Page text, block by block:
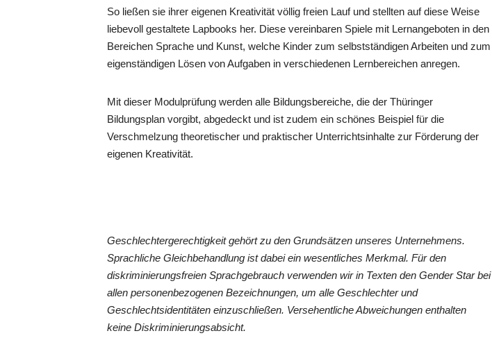
So ließen sie ihrer eigenen Kreativität völlig freien Lauf und stellten auf diese Weise
liebevoll gestaltete Lapbooks her. Diese vereinbaren Spiele mit Lernangeboten in den
Bereichen Sprache und Kunst, welche Kinder zum selbstständigen Arbeiten und zum
eigenständigen Lösen von Aufgaben in verschiedenen Lernbereichen anregen.
Mit dieser Modulprüfung werden alle Bildungsbereiche, die der Thüringer
Bildungsplan vorgibt, abgedeckt und ist zudem ein schönes Beispiel für die
Verschmelzung theoretischer und praktischer Unterrichtsinhalte zur Förderung der
eigenen Kreativität.
Geschlechtergerechtigkeit gehört zu den Grundsätzen unseres Unternehmens.
Sprachliche Gleichbehandlung ist dabei ein wesentliches Merkmal. Für den
diskriminierungsfreien Sprachgebrauch verwenden wir in Texten den Gender Star bei
allen personenbezogenen Bezeichnungen, um alle Geschlechter und
Geschlechtsidentitäten einzuschließen. Versehentliche Abweichungen enthalten
keine Diskriminierungsabsicht.